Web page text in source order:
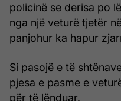
policinë se derisa po
nga një veturë tjetër
panjohur ka hapur
Si pasojë e të
pjesa e pasme e
për të lënduar.